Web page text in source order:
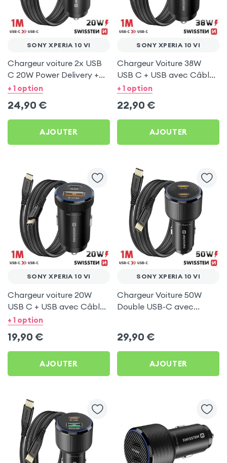
SONY XPERIA 10 VI
Chargeur voiture 2x USB
C 20W Power Delivery +
Câble USB C 60W pour
+ 1 option
24,90 €
AJOUTER
SONY XPERIA 10 VI
Chargeur Voiture 38W
USB C + USB avec Câble
type C Swissten pour
+ 1 option
22,90 €
AJOUTER
SONY XPERIA 10 VI
Chargeur voiture 20W
USB C + USB avec Câble
type C Swissten pour
+ 1 option
19,90 €
AJOUTER
SONY XPERIA 10 VI
Chargeur Voiture 50W
Double USB-C avec
29,90 €
AJOUTER